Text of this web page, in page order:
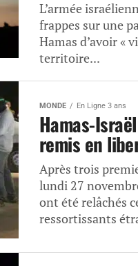
L’armée
frappes sur une
Hamas d’avoir «
territoire...
MONDE En Ligne 3 ans
Hamas-
remis en
Après trois
lundi 27
ont été relâchés
ressortissants